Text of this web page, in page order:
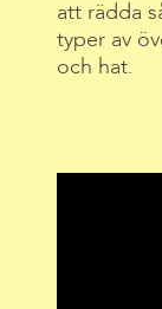
att rädda
typer av
och hat.